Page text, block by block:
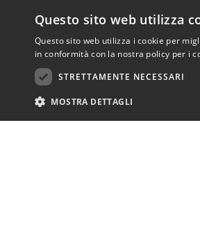
Questo sito web utilizza
Questo sito web utilizza i cookie per
in conformità con la nostra policy per i
STRETTAMENTE NECESSARI
MOSTRA DETTAGLI